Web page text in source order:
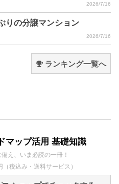
2026/7/16
りの分譲マンション
2026/7/16
ランキング一覧へ
マップ活用 基礎知識
え、いま必読の一冊！
（税込み・送料サービス）